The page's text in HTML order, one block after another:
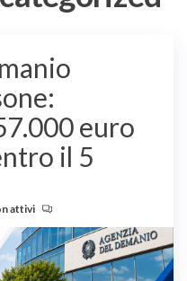
euro
il 5
attivi